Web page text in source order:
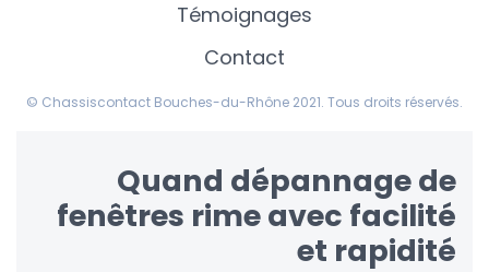
Témoignages
Contact
© Chassiscontact Bouches-du-Rhône 2021. Tous droits réservés.
Quand dépannage de
fenêtres rime avec facilité
et rapidité